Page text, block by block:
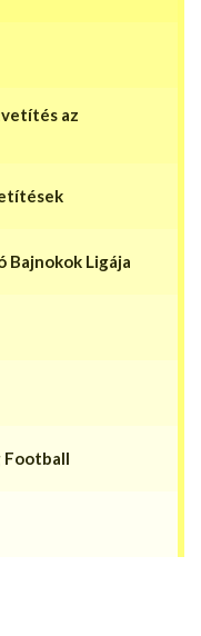
az
Bajnokok Ligája
Football